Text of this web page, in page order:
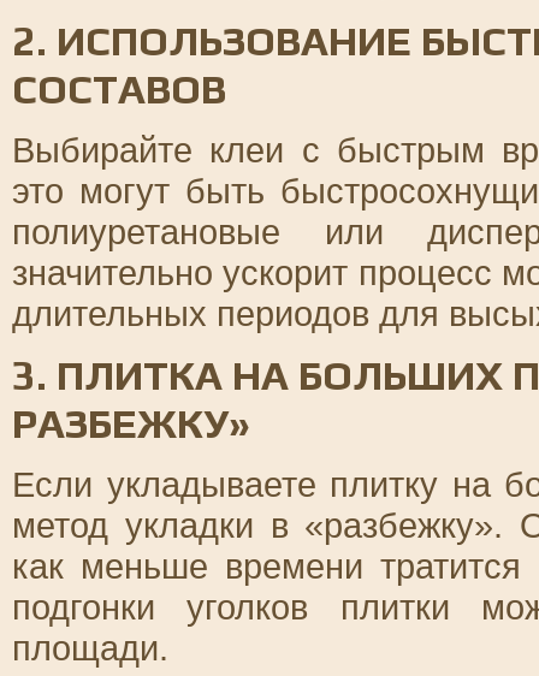
2. ИСПОЛЬЗОВАНИЕ
СОСТАВОВ
Выбирайте клеи с быстрым
это могут быть
полиуретановые или
значительно ускорит процесс
длительных периодов для
3. ПЛИТКА НА БОЛЬШИХ
РАЗБЕЖКУ»
Если укладываете плитку на
метод укладки в «разбежку».
как меньше времени
подгонки уголков плитки
площади.